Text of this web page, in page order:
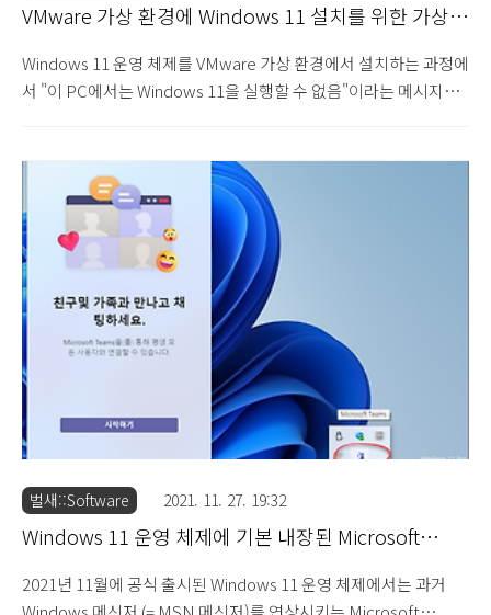
VMware 가상 환경에 Windows 11 설치를 위한 가상
Windows 11 운영 체제를 VMware 가상 환경에서 설치하는 과정에
서 "이 PC에서는 Windows 11을 실행할 수 없음"이라는 메시지로
는 문제 해결 방법 (2021.11.3) 해당 우회 방법은 Windows 11 운영
체제의 하드웨어 사양(TPM, 메모리, UEFI) 조건 중 하나라도 만족
하지 못할 경우 설치되지 않는 부분을 모두 우회할 수 있는 방법인
데, 기본적으로 메모리(RAM)와 UEFI 보안 부팅은 VMware 세팅
과정에서 설정할 수 있었지만, TPM 보안 프로세서는 실제 호스트
에는 존재하지만 가상 환경에서 따로 추가하지 않을 경우에는 설치
를 진행..
벌새::Software 2021. 11. 27. 19:32
Windows 11 운영 체제에 기본 내장된 Microsoft
2021년 11월에 공식 출시된 Windows 11 운영 체제에서는 과거